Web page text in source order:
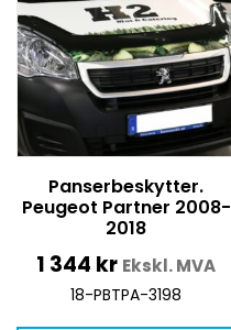
Panserbeskytter.
Peugeot Partner 2008-
2018
1 344 kr Ekskl. MVA
18-PBTPA-3198